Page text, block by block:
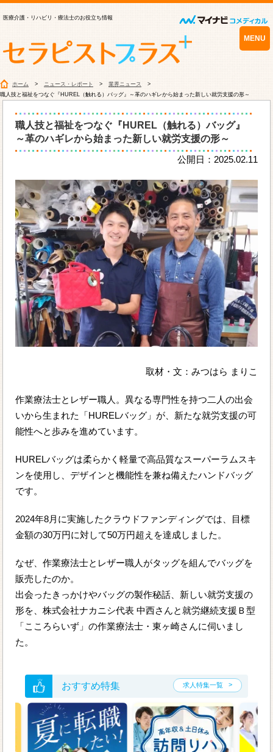
医療介護・リハビリ・療法士のお役立ち情報
MENU
ホーム ニュース・レポート
業界ニュース
職人技と福祉をつなぐ『HUREL（触れる）バッグ』～革のハギレから始まった新しい就労支援の形～
職人技と福祉をつなぐ『HUREL（触れる）バッグ』
～革のハギレから始まった新しい就労支援の形～
公開日：2025.02.11
取材・文：みつはら まりこ
作業療法士とレザー職人。異なる専門性を持つ二人の出会
いから生まれた「HURELバッグ」が、新たな就労支援の可
能性へと歩みを進めています。
HURELバッグは柔らかく軽量で高品質なスーパーラムスキ
ンを使用し、デザインと機能性を兼ね備えたハンドバッグ
です。
2024年8月に実施したクラウドファンディングでは、目標
金額の30万円に対して50万円超えを達成しました。
なぜ、作業療法士とレザー職人がタッグを組んでバッグを
販売したのか。
出会ったきっかけやバッグの製作秘話、新しい就労支援の
形を、株式会社ナカニシ代表 中西さんと就労継続支援Ｂ型
「こころらいず」の作業療法士・東ヶ崎さんに伺いまし
た。
おすすめ特集 求人特集一覧